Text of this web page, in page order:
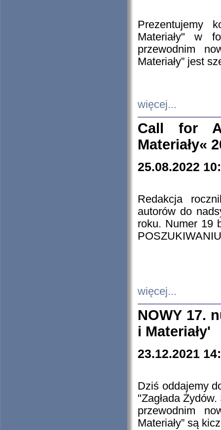
Prezentujemy
Materiały" w
przewodnim
Materiały” jest
więcej...
Call for
Materiały«
25.08.2022
Redakcja
autorów do
roku. Numer 19
więcej...
NOWY 17.
i Materiały'
23.12.2021
Dziś oddajemy
"Zagłada
przewodnim
Materiały” są